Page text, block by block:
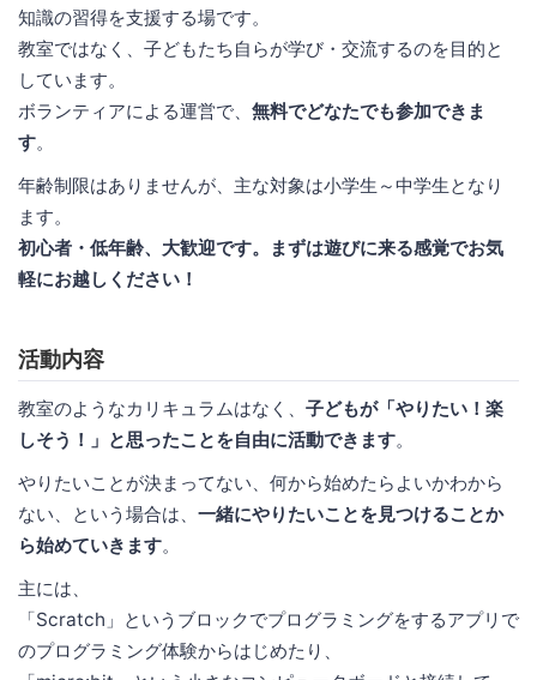
知識の習得を支援する場です。
教室ではなく、子どもたち自らが学び・交流するのを目的と
しています。
ボランティアによる運営で、 無料でどなたでも参加できま
す。
年齢制限はありませんが、主な対象は小学生～中学生となり
ます。
初心者・低年齢、大歓迎です。まずは遊びに来る感覚でお気
軽にお越しください！
活動内容
教室のようなカリキュラムはなく、 子どもが「やりたい！楽
しそう！」と思ったことを自由に活動できます。
やりたいことが決まってない、何から始めたらよいかわから
ない、という場合は、 一緒にやりたいことを見つけることか
ら始めていきます。
主には、
「Scratch」というブロックでプログラミングをするアプリで
のプログラミング体験からはじめたり、